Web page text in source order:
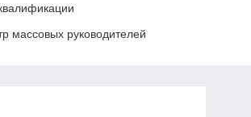
массовых руководителей